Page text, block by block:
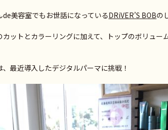
de美容室でもお世話になっているDRiVER’S BOBの
カットとカラーリングに加えて、トップのボリュー
、最近導入したデジタルパーマに挑戦！